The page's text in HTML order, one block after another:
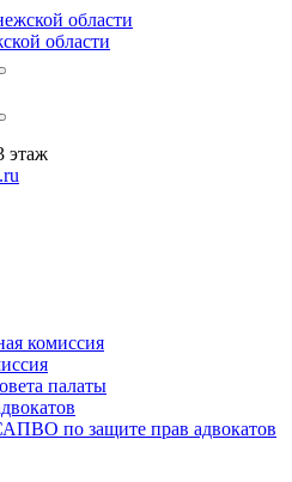
области
этаж
комиссия
палаты
по защите прав адвокатов